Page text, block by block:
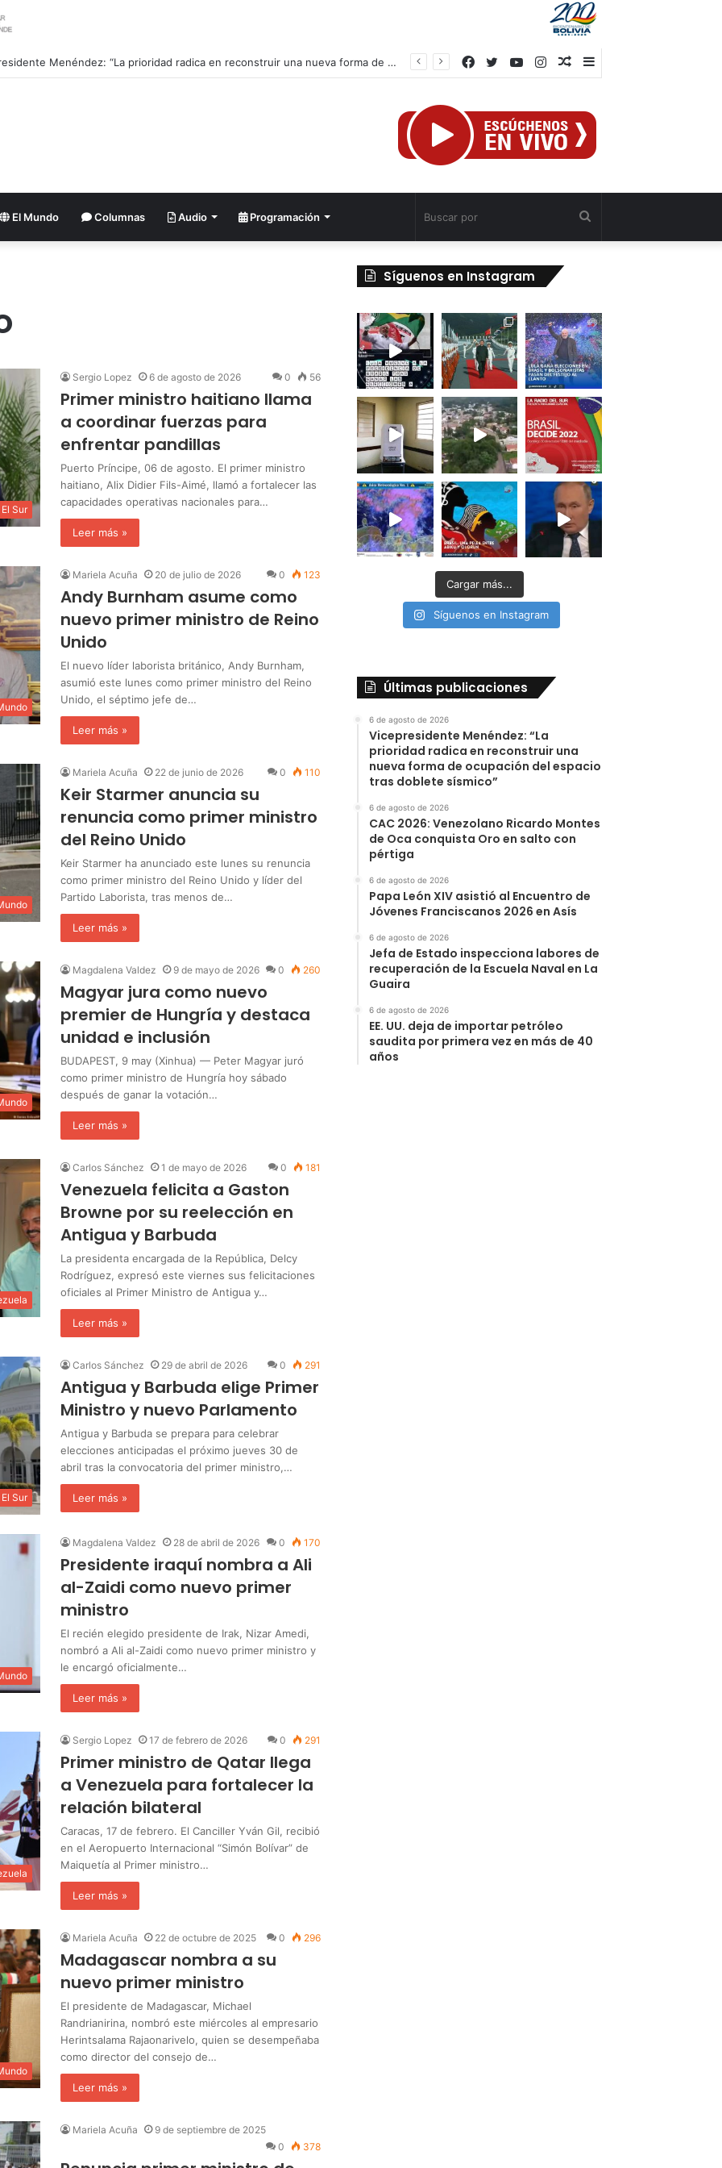
Vicepresidente Menéndez: “La prioridad radica en reconstruir una nueva forma de ocupación del espacio tras doblete sísmico”
Barra
Publicación
azar
Instagram
YouTube
Twitter
Facebook
El Mundo Columnas Audio Programación
El Sur
Sergio Lopez 6 de agosto de 2026 0 56
Primer ministro haitiano llama
a coordinar fuerzas para
enfrentar pandillas
Puerto Príncipe, 06 de agosto. El primer ministro
haitiano, Alix Didier Fils-Aimé, llamó a fortalecer las
capacidades operativas nacionales para…
Leer más »
Mariela Acuña 20 de julio de 2026 0 123
Andy Burnham asume como
nuevo primer ministro de Reino
Unido
El nuevo líder laborista británico, Andy Burnham,
asumió este lunes como primer ministro del Reino
Unido, el séptimo jefe de…
Leer más »
Mariela Acuña 22 de junio de 2026 0 110
Keir Starmer anuncia su
renuncia como primer ministro
del Reino Unido
Keir Starmer ha anunciado este lunes su renuncia
como primer ministro del Reino Unido y líder del
Partido Laborista, tras menos de…
Leer más »
Magdalena Valdez 9 de mayo de 2026 0 260
Magyar jura como nuevo
premier de Hungría y destaca
unidad e inclusión
BUDAPEST, 9 may (Xinhua) — Peter Magyar juró
como primer ministro de Hungría hoy sábado
después de ganar la votación…
Leer más »
Carlos Sánchez 1 de mayo de 2026 0 181
Venezuela felicita a Gaston
Browne por su reelección en
Antigua y Barbuda
La presidenta encargada de la República, Delcy
Rodríguez, expresó este viernes sus felicitaciones
oficiales al Primer Ministro de Antigua y…
Leer más »
El Sur
Carlos Sánchez 29 de abril de 2026 0 291
Antigua y Barbuda elige Primer
Ministro y nuevo Parlamento
Antigua y Barbuda se prepara para celebrar
elecciones anticipadas el próximo jueves 30 de
abril tras la convocatoria del primer ministro,…
Leer más »
Magdalena Valdez 28 de abril de 2026 0 170
Presidente iraquí nombra a Ali
al-Zaidi como nuevo primer
ministro
El recién elegido presidente de Irak, Nizar Amedi,
nombró a Ali al-Zaidi como nuevo primer ministro y
le encargó oficialmente…
Leer más »
Sergio Lopez 17 de febrero de 2026 0 291
Primer ministro de Qatar llega
a Venezuela para fortalecer la
relación bilateral
Caracas, 17 de febrero. El Canciller Yván Gil, recibió
en el Aeropuerto Internacional “Simón Bolívar” de
Maiquetía al Primer ministro…
Leer más »
Mariela Acuña 22 de octubre de 2025 0 296
Madagascar nombra a su
nuevo primer ministro
El presidente de Madagascar, Michael
Randrianirina, nombró este miércoles al empresario
Herintsalama Rajaonarivelo, quien se desempeñaba
como director del consejo de…
Leer más »
Mariela Acuña
9 de septiembre de 2025
0
378
Síguenos en Instagram
Cargar más...
Síguenos en Instagram
Últimas publicaciones
6 de agosto de 2026
Vicepresidente Menéndez: “La
prioridad radica en reconstruir una
nueva forma de ocupación del espacio
tras doblete sísmico”
6 de agosto de 2026
CAC 2026: Venezolano Ricardo Montes
de Oca conquista Oro en salto con
pértiga
6 de agosto de 2026
Papa León XIV asistió al Encuentro de
Jóvenes Franciscanos 2026 en Asís
6 de agosto de 2026
Jefa de Estado inspecciona labores de
recuperación de la Escuela Naval en La
Guaira
6 de agosto de 2026
EE. UU. deja de importar petróleo
saudita por primera vez en más de 40
años